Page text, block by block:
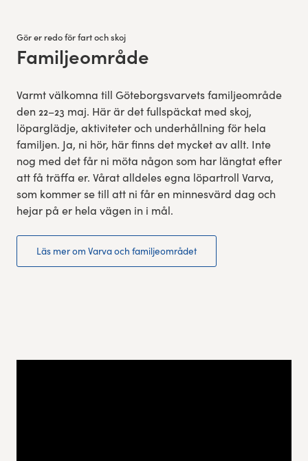
Gör er redo för fart och skoj
:Familjeområde
Varmt välkomna till Göteborgsvarvets familjeområde
den 22–23 maj. Här är det fullspäckat med skoj,
löparglädje, aktiviteter och underhållning för hela
familjen. Ja, ni hör, här finns det mycket av allt. Inte
nog med det får ni möta någon som har längtat efter
att få träffa er. Vårat alldeles egna löpartroll Varva,
som kommer se till att ni får en minnesvärd dag och
hejar på er hela vägen in i mål.
Läs mer om Varva och familjeområdet